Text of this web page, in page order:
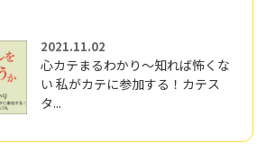
2021.11.02
心カテまるわかり～知れば怖くな
い 私がカテに参加する！カテス
タ...